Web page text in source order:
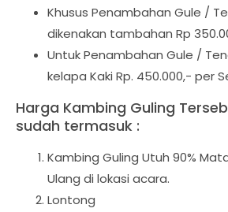
Khusus Penambahan Gule /
dikenakan tambahan Rp
Untuk Penambahan Gule /
kelapa Kaki Rp. 450.000,- per
Harga Kambing Guling
sudah termasuk :
Kambing Guling Utuh 90%
Ulang di lokasi acara.
Lontong